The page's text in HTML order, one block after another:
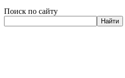
Поиск по сайту
Найти